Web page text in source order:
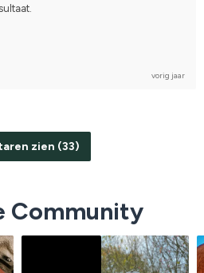
vorig jaar
zien (33)
Community